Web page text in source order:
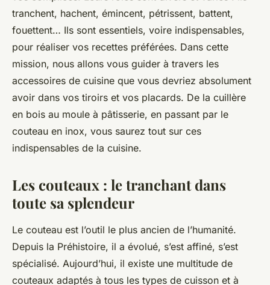
amateurs
Elise•20 novembre 2023•6 min de lecture
tranchent, hachent, émincent, pétrissent, battent,
fouettent… Ils sont essentiels, voire indispensables,
pour réaliser vos recettes préférées. Dans cette
mission, nous allons vous guider à travers les
accessoires de cuisine que vous devriez absolument
avoir dans vos tiroirs et vos placards. De la cuillère
en bois au moule à pâtisserie, en passant par le
couteau en inox, vous saurez tout sur ces
indispensables de la cuisine.
Les couteaux : le tranchant dans
toute sa splendeur
Le couteau est l’outil le plus ancien de l’humanité.
Depuis la Préhistoire, il a évolué, s’est affiné, s’est
spécialisé. Aujourd’hui, il existe une multitude de
couteaux adaptés à tous les types de cuisson et à